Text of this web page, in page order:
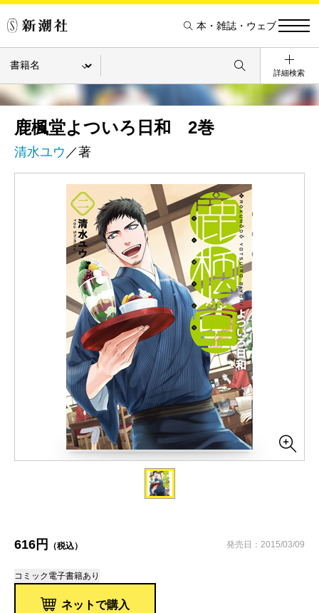
本・雑誌・ウェブ
詳細検索
鹿楓堂よついろ日和 2巻
清水ユウ ／著
616円 （税込） 発売日：2015/03/09
コミック 電子書籍あり
ネットで購入